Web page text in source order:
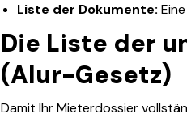
Liste der Dokumente:
Die Liste der
(Alur-Gesetz)
Damit Ihr Mieterdossier